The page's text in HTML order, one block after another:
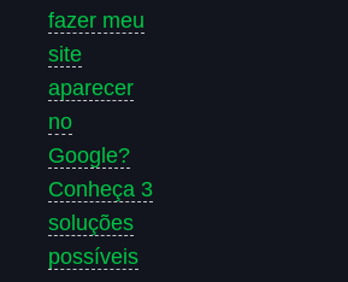
fazer meu
site
aparecer
no
Google?
Conheça 3
soluções
possíveis